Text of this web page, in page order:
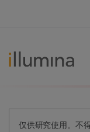
仅供研究使用。不